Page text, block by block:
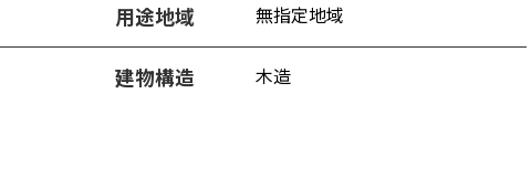
用途地域 無指定地域
建物構造 木造